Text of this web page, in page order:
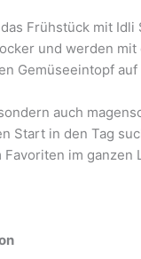
Frühstück mit Idli
und werden mit
Gemüseeintopf auf
auch
Start in den Tag
im ganzen